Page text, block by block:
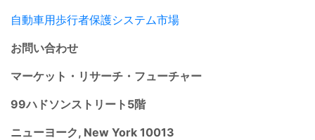
自動車用歩行者保護システム市場
お問い合わせ
マーケット・リサーチ・フューチャー
99ハドソンストリート5階
ニューヨーク, New York 10013